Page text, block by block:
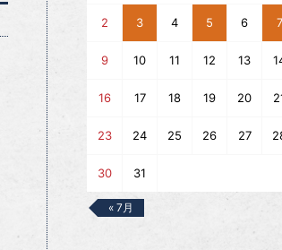
2 3 4 5 6 7
9 10 11 12 13
16 17 18 19 20
23 24 25 26 27
30 31
« 7月